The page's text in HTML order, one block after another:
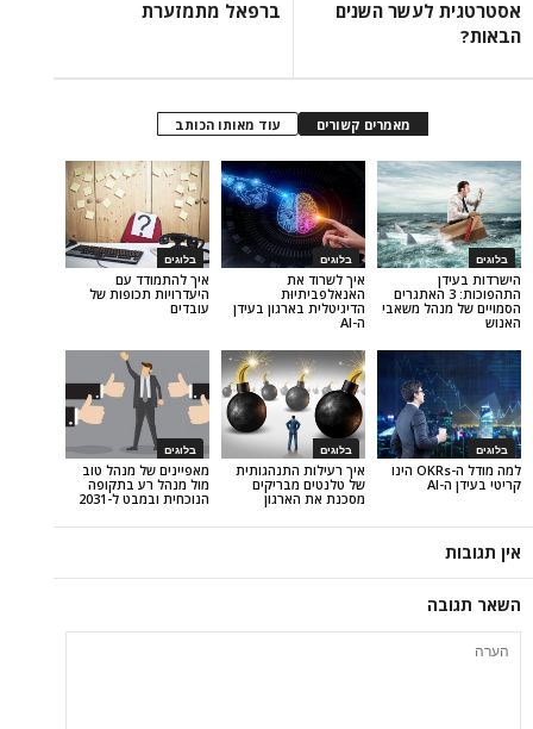
השנים
ברפאל מתמזערת
עוד מאותו הכותב
בלוגים
איך להתמודד עם
היעדרויות תכופות של
עובדים
בלוגים
איך לשרוד את
האנאלפביתיוּת
הדיגיטלית בארגון בעידן
3 האתגרים
משאבי
בלוגים
מאפיינים של מנהל טוב
מול מנהל רע בתקופה
הנוכחית ובמבט ל-2031
בלוגים
איך רעילות התנהגותית
של טלנטים מבריקים
מסכנת את הארגון
למה מודל ה-OKRs הינו